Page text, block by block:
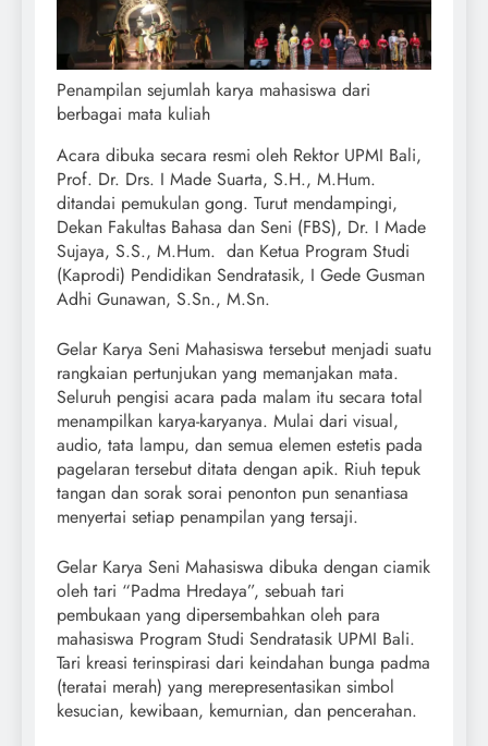
Penampilan sejumlah karya mahasiswa dari
berbagai mata kuliah
Acara dibuka secara resmi oleh Rektor UPMI Bali,
Prof. Dr. Drs. I Made Suarta, S.H., M.Hum.
ditandai pemukulan gong. Turut mendampingi,
Dekan Fakultas Bahasa dan Seni (FBS), Dr. I Made
Sujaya, S.S., M.Hum. dan Ketua Program Studi
(Kaprodi) Pendidikan Sendratasik, I Gede Gusman
Adhi Gunawan, S.Sn., M.Sn.
Gelar Karya Seni Mahasiswa tersebut menjadi suatu
rangkaian pertunjukan yang memanjakan mata.
Seluruh pengisi acara pada malam itu secara total
menampilkan karya-karyanya. Mulai dari visual,
audio, tata lampu, dan semua elemen estetis pada
pagelaran tersebut ditata dengan apik. Riuh tepuk
tangan dan sorak sorai penonton pun senantiasa
menyertai setiap penampilan yang tersaji.
Gelar Karya Seni Mahasiswa dibuka dengan ciamik
oleh tari “Padma Hredaya”, sebuah tari
pembukaan yang dipersembahkan oleh para
mahasiswa Program Studi Sendratasik UPMI Bali.
Tari kreasi terinspirasi dari keindahan bunga padma
(teratai merah) yang merepresentasikan simbol
kesucian, kewibaan, kemurnian, dan pencerahan.